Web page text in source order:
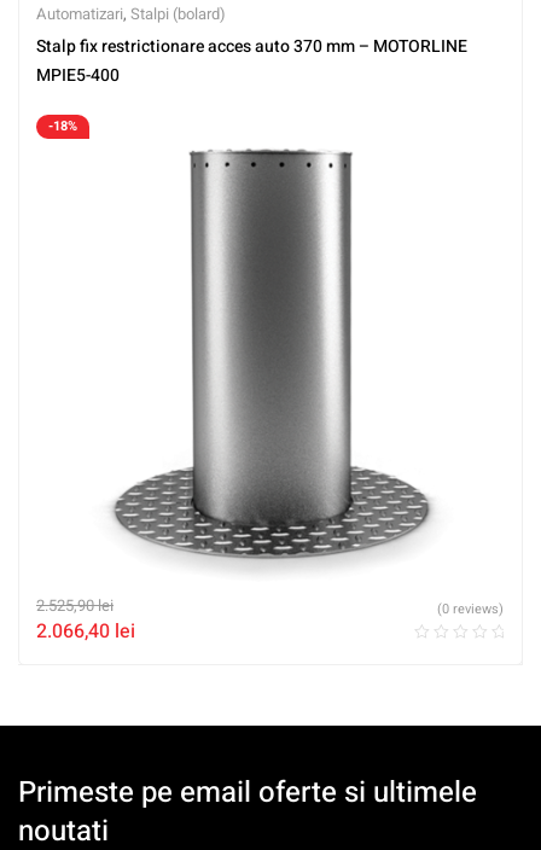
Automatizari, Stalpi (bolard)
Stalp fix restrictionare acces auto 370 mm – MOTORLINE
MPIE5-400
-18%
2.525,90lei
2.066,40 lei
(0 reviews)
Primeste pe email oferte si ultimele
noutati